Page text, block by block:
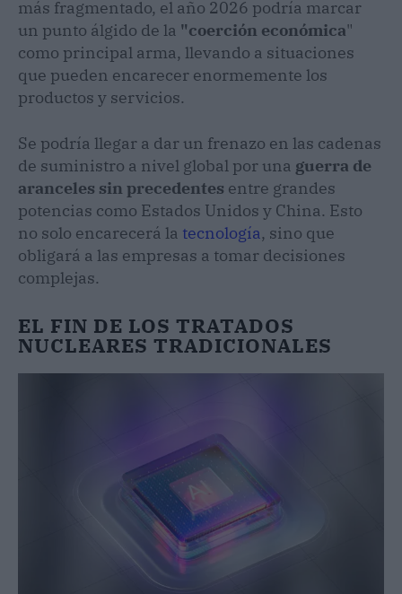
más fragmentado, el año 2026 podría marcar
un punto álgido de la "coerción económica"
como principal arma, llevando a situaciones
que pueden encarecer enormemente los
productos y servicios.
Se podría llegar a dar un frenazo en las cadenas
de suministro a nivel global por una guerra de
aranceles sin precedentes entre grandes
potencias como Estados Unidos y China. Esto
no solo encarecerá la tecnología, sino que
obligará a las empresas a tomar decisiones
complejas.
EL FIN DE LOS TRATADOS
NUCLEARES TRADICIONALES